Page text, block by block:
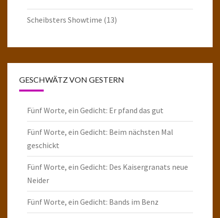
Scheibsters Showtime (13)
GESCHWÄTZ VON GESTERN
Fünf Worte, ein Gedicht: Er pfand das gut
Fünf Worte, ein Gedicht: Beim nächsten Mal
geschickt
Fünf Worte, ein Gedicht: Des Kaisergranats neue
Neider
Fünf Worte, ein Gedicht: Bands im Benz